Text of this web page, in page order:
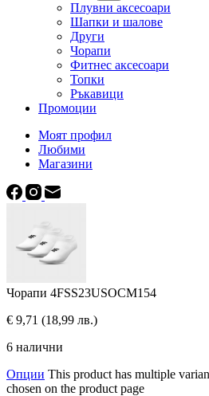
Плувни аксесоари
Шапки и шалове
Други
Чорапи
Фитнес аксесоари
Топки
Ръкавици
Промоции
Моят профил
Любими
Магазини
Чорапи 4FSS23USOCM154
€ 9,71 (18,99 лв.)
6 налични
Опции This product has multiple
chosen on the product page